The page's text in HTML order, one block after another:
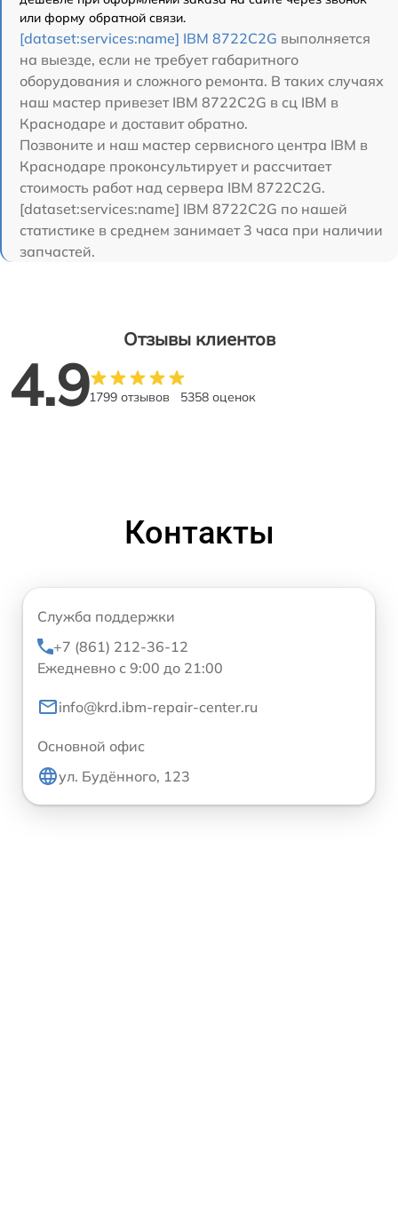
или форму обратной связи.
[dataset:services:name] IBM 8722C2G выполняется
на выезде, если не требует габаритного
оборудования и сложного ремонта. В таких случаях
наш мастер привезет IBM 8722C2G в сц IBM в
Краснодаре и доставит обратно.
Позвоните и наш мастер сервисного центра IBM в
Краснодаре проконсультирует и рассчитает
стоимость работ над сервера IBM 8722C2G.
[dataset:services:name] IBM 8722C2G по нашей
статистике в среднем занимает 3 часа при наличии
запчастей.
Отзывы клиентов
4.91799 отзывов 5358 оценок
Контакты
Служба поддержки
+7 (861) 212-36-12
Ежедневно с 9:00 до 21:00
info@krd.ibm-repair-center.ru
Основной офис
ул. Будённого, 123